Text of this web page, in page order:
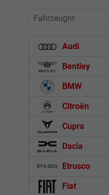
Fahrzeugnr.
Audi
Bentley
BMW
Citroën
Cupra
Dacia
Etrusco
Fiat